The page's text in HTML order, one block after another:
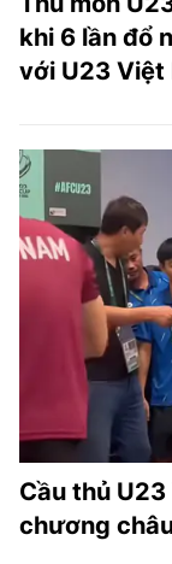
khi 6 lần đổ
với U23 Việt
Cầu thủ
chương